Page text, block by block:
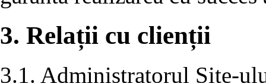
3. Relații cu clienții
3.1. Administratorul Site-